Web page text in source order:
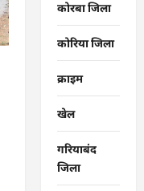
कोरबा जिला
कोरिया जिला
क्राइम
खेल
गरियाबंद
जिला